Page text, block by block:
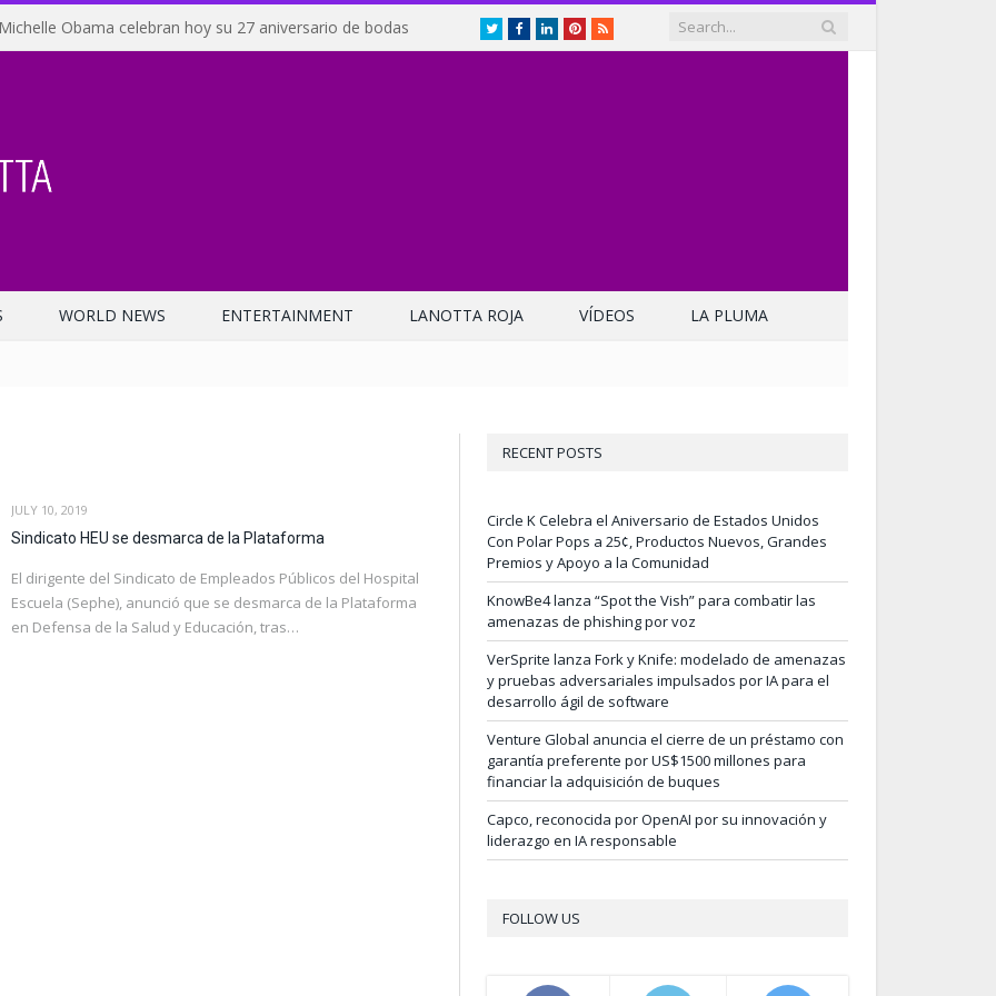
Obama celebran hoy su 27 aniversario de bodas TwitterFacebookLinkedInPinterest
RSS
WORLD NEWS ENTERTAINMENT LANOTTA ROJA VÍDEOS LA PLUMA
JULY 10, 2019
Sindicato HEU se desmarca de la Plataforma
El dirigente del Sindicato de Empleados Públicos del Hospital
Escuela (Sephe), anunció que se desmarca de la Plataforma
en Defensa de la Salud y Educación, tras…
RECENT POSTS
Circle K Celebra el Aniversario de Estados Unidos
Con Polar Pops a 25¢, Productos Nuevos, Grandes
Premios y Apoyo a la Comunidad
KnowBe4 lanza “Spot the Vish” para combatir las
amenazas de phishing por voz
VerSprite lanza Fork y Knife: modelado de amenazas
y pruebas adversariales impulsados por IA para el
desarrollo ágil de software
Venture Global anuncia el cierre de un préstamo con
garantía preferente por US$1500 millones para
financiar la adquisición de buques
Capco, reconocida por OpenAI por su innovación y
liderazgo en IA responsable
FOLLOW US